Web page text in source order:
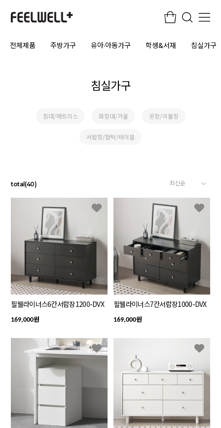
전체제품 주방가구 유아·아동가구 학생&서재 침실가구
침실가구
침대/매트리스 화장대/거울 옷장/이불장
서랍장/협탁/테이블
total (40)
필웰라이너스6칸서랍장1200-DVX
169,000원
필웰라이너스7칸서랍장1000-DVX
169,000원